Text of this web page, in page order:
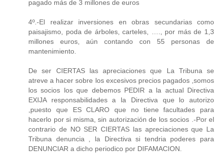
pagado más de 3 millones de euros
4º.-El realizar inversiones en obras secundarias como
paisajismo, poda de árboles, carteles, …., por más de 1,3
millones euros, aún contando con 55 personas de
mantenimiento.
De ser CIERTAS las apreciaciones que La Tribuna se
atreve a hacer sobre los excesivos precios pagados ,somos
los socios los que debemos PEDIR a la actual Directiva
EXIJA responsabilidades a la Directiva que lo autorizo
,puesto que ES CLARO que no tiene facultades para
hacerlo por si misma, sin autorización de los socios .-Por el
contrario de NO SER CIERTAS las apreciaciones que La
Tribuna denuncia , la Directiva si tendria poderes para
DENUNCIAR a dicho periodico por DIFAMACION.